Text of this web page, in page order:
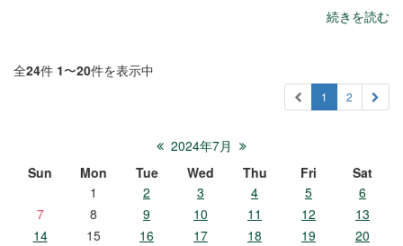
続きを読む
全24件 1〜20件を表示中
1 2
2024年7月
Sun
Mon Tue Wed Thu Fri
Sat
1
2 3 4 5
6
7
8 9 10 11 12
13
14
15 16 17 18 19
20